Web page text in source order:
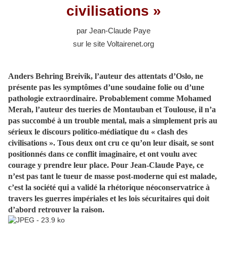
civilisations »
par Jean-Claude Paye
sur le site Voltairenet.org
Anders Behring Breivik, l’auteur des attentats d’Oslo, ne
présente pas les symptômes d’une soudaine folie ou d’une
pathologie extraordinaire. Probablement comme Mohamed
Merah, l’auteur des tueries de Montauban et Toulouse, il n’a
pas succombé à un trouble mental, mais a simplement pris au
sérieux le discours politico-médiatique du « clash des
civilisations ». Tous deux ont cru ce qu’on leur disait, se sont
positionnés dans ce conflit imaginaire, et ont voulu avec
courage y prendre leur place. Pour Jean-Claude Paye, ce
n’est pas tant le tueur de masse post-moderne qui est malade,
c’est la société qui a validé la rhétorique néoconservatrice à
travers les guerres impériales et les lois sécuritaires qui doit
d’abord retrouver la raison.